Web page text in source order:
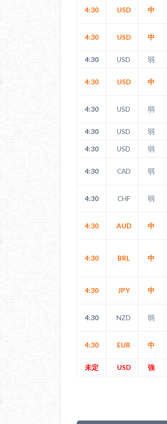
4:30 USD 中
4:30 USD 中
4:30 USD 弱
4:30 USD 中
4:30 USD 弱
4:30 USD 弱
4:30 USD 弱
4:30 CAD 弱
4:30 CHF 弱
4:30 AUD 中
4:30 BRL 中
4:30 JPY 中
4:30 NZD 弱
4:30 EUR 中
未定 USD 強